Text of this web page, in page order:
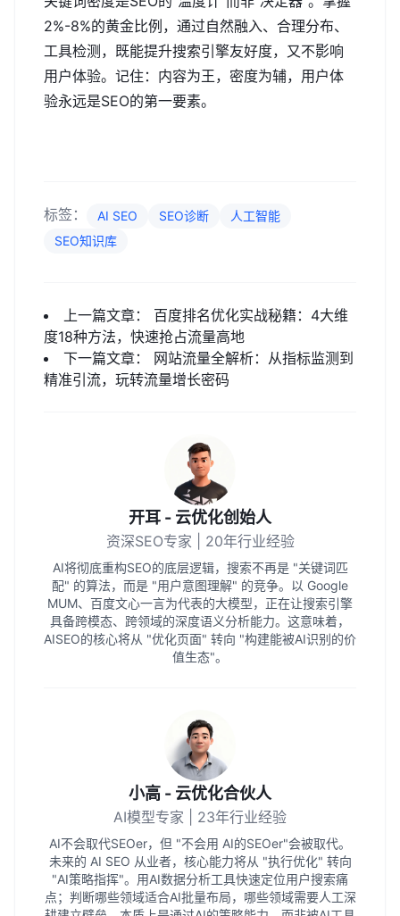
2%-8%的黄金比例，通过自然融入、合理分布、
工具检测，既能提升搜索引擎友好度，又不影响
用户体验。记住：内容为王，密度为辅，用户体
验永远是SEO的第一要素。
标签： AI SEO SEO诊断
人工智能
SEO知识库
上一篇文章： 百度排名优化实战秘籍：4大维
度18种方法，快速抢占流量高地
下一篇文章： 网站流量全解析：从指标监测到
精准引流，玩转流量增长密码
开耳 - 云优化创始人
资深SEO专家 | 20年行业经验
AI将彻底重构SEO的底层逻辑，搜索不再是 "关键词匹
配" 的算法，而是 "用户意图理解" 的竞争。以 Google
MUM、百度文心一言为代表的大模型，正在让搜索引擎
具备跨模态、跨领域的深度语义分析能力。这意味着，
AISEO的核心将从 "优化页面" 转向 "构建能被AI识别的价
值生态"。
小高 - 云优化合伙人
AI模型专家 | 23年行业经验
AI不会取代SEOer，但 "不会用 AI的SEOer"会被取代。
未来的 AI SEO 从业者，核心能力将从 "执行优化" 转向
"AI策略指挥"。用AI数据分析工具快速定位用户搜索痛
点；判断哪些领域适合AI批量布局，哪些领域需要人工深